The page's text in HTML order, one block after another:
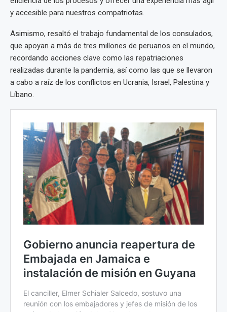
y accesible para nuestros compatriotas.
Asimismo, resaltó el trabajo fundamental de los consulados,
que apoyan a más de tres millones de peruanos en el mundo,
recordando acciones clave como las repatriaciones
realizadas durante la pandemia, así como las que se llevaron
a cabo a raíz de los conflictos en Ucrania, Israel, Palestina y
Líbano.